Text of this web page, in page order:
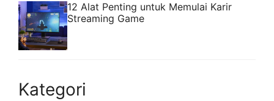
12 Alat Penting untuk Memulai Karir
Streaming Game
Kategori